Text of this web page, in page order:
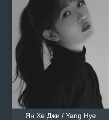
Ян Хе Джи / Yang Hye